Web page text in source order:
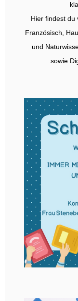
Hier findest du
Französisch,
und
sowie